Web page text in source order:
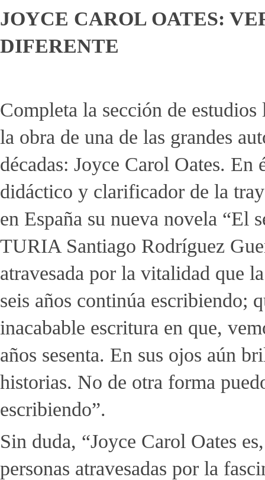
JOYCE CAROL OATES:
DIFERENTE
Completa la sección de
la obra de una de las grandes
décadas: Joyce Carol Oates.
didáctico y clarificador de la
en España su nueva novela “El
TURIA Santiago Rodríguez
atravesada por la vitalidad que
seis años continúa escribiendo;
inacabable escritura en que,
años sesenta. En sus ojos aún
historias. No de otra forma
escribiendo”.
Sin duda, “Joyce Carol Oates
personas atravesadas por la